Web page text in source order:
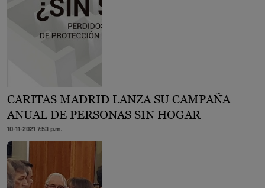
CARITAS MADRID LANZA SU CAMPAÑA
ANUAL DE PERSONAS SIN HOGAR
10-11-2021 7:53 p.m.